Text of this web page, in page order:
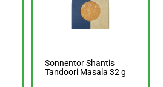
Sonnentor Shantis
Tandoori Masala 32 g